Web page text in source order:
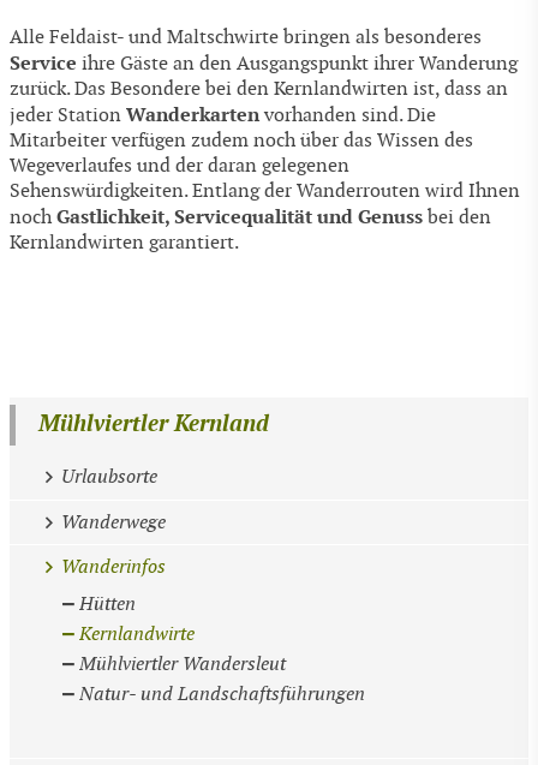
Alle Feldaist- und Maltschwirte bringen als besonderes
Service ihre Gäste an den Ausgangspunkt ihrer Wanderung
zurück. Das Besondere bei den Kernlandwirten ist, dass an
jeder Station Wanderkartenvorhanden sind. Die
Mitarbeiter verfügen zudem noch über das Wissen des
Wegeverlaufes und der daran gelegenen
Sehenswürdigkeiten. Entlang der Wanderrouten wird Ihnen
nochGastlichkeit, Servicequalität und Genuss bei den
Kernlandwirten garantiert.
Mühlviertler Kernland
Urlaubsorte
Wanderwege
Wanderinfos
Hütten
Kernlandwirte
Mühlviertler Wandersleut
Natur- und Landschaftsführungen